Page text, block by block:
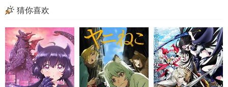
猜你喜欢